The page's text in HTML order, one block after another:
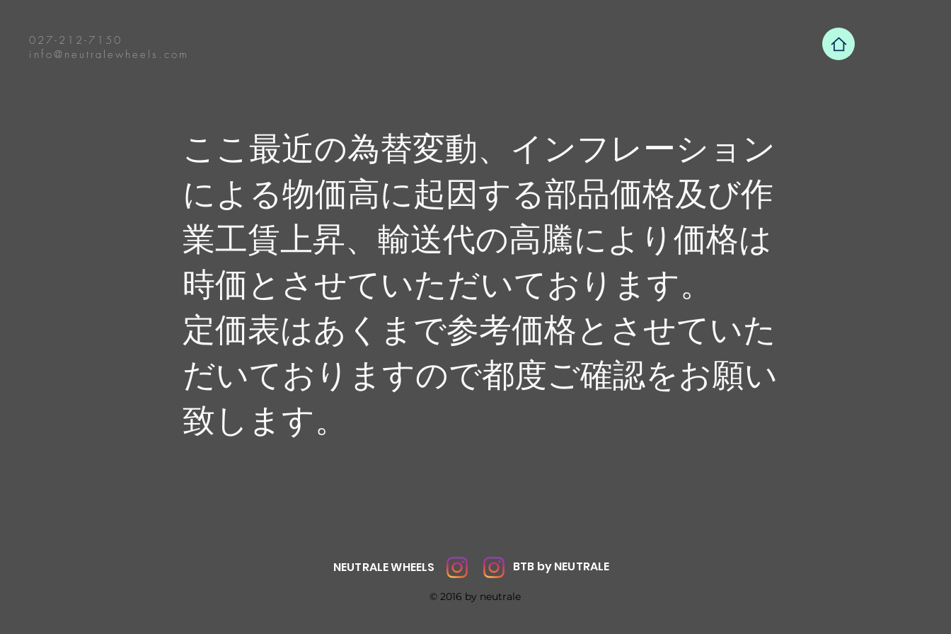
027-212-7150
info@neutralewheels.com
​ここ最近の為替変動、インフレーション
による物価高に起因する部品価格及び作
業工賃上昇、輸送代の高騰により価格は
時価とさせていただいております。
定価表はあくまで参考価格とさせていた
だいておりますので都度ご確認をお願い
致します。
NEUTRALE WHEELS BTB by NEUTRALE
© 2016 by neutrale